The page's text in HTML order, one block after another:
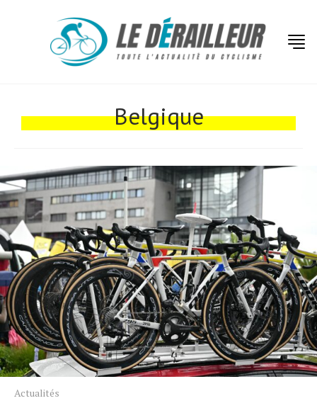
Belgique
Actualités
Conseils
Tendances
Tous nos articles
À propos